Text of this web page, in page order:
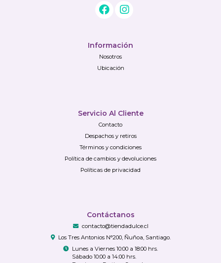
Información
Nosotros
Ubicación
Servicio Al Cliente
Contacto
Despachos y retiros
Términos y condiciones
Política de cambios y devoluciones
Políticas de privacidad
Contáctanos
contacto@tiendadulce.cl
Los Tres Antonios N°200, Ñuñoa, Santiago.
Lunes a Viernes 10:00 a 18:00 hrs.
Sábado 10:00 a 14:00 hrs.